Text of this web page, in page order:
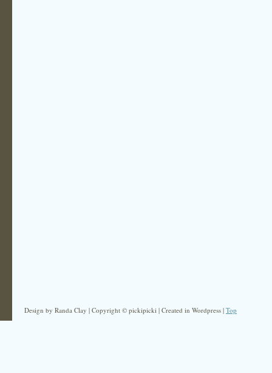
Design by Randa Clay | Copyright © pickipicki | Created in Wordpress | Top